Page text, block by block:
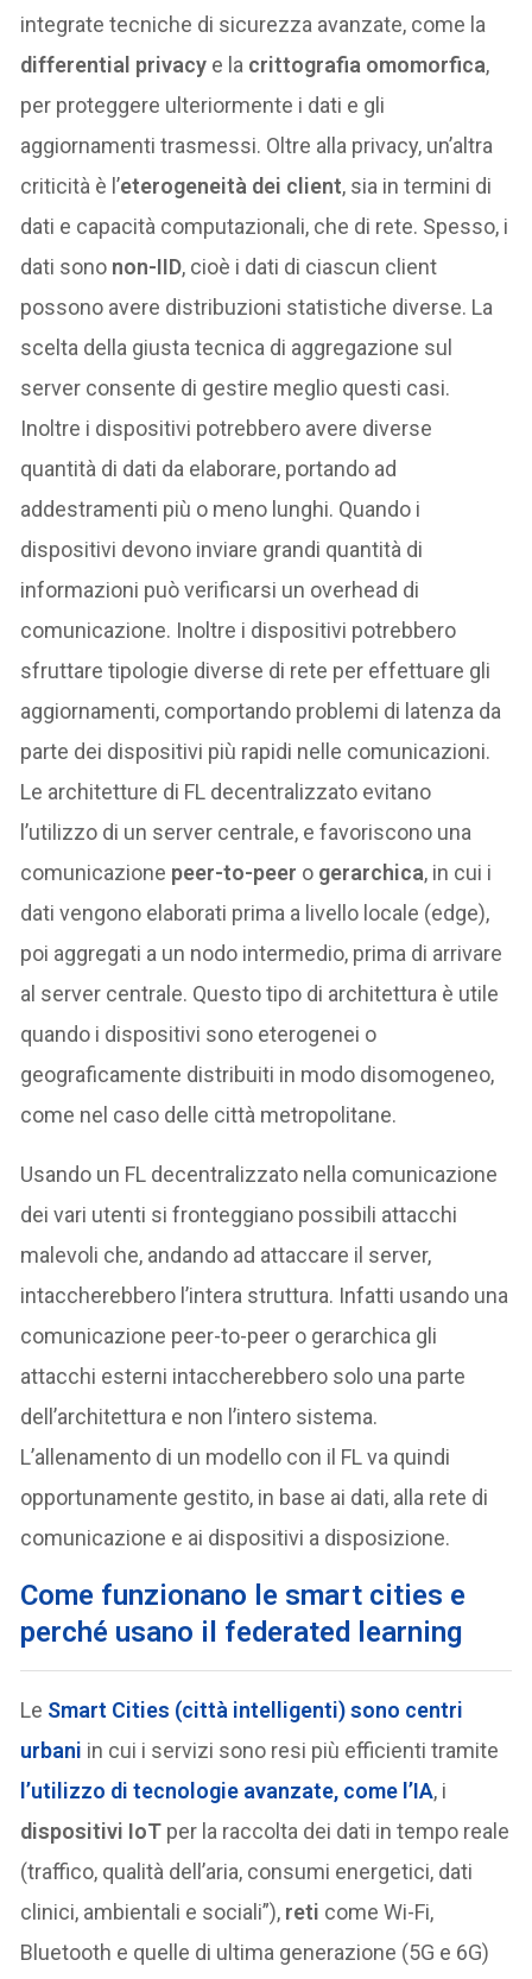
integrate tecniche di sicurezza avanzate, come la
differential privacy e la crittografia omomorfica,
per proteggere ulteriormente i dati e gli
aggiornamenti trasmessi. Oltre alla privacy, un’altra
criticità è l’eterogeneità dei client, sia in termini di
dati e capacità computazionali, che di rete. Spesso, i
dati sono non-IID, cioè i dati di ciascun client
possono avere distribuzioni statistiche diverse. La
scelta della giusta tecnica di aggregazione sul
server consente di gestire meglio questi casi.
Inoltre i dispositivi potrebbero avere diverse
quantità di dati da elaborare, portando ad
addestramenti più o meno lunghi. Quando i
dispositivi devono inviare grandi quantità di
informazioni può verificarsi un overhead di
comunicazione. Inoltre i dispositivi potrebbero
sfruttare tipologie diverse di rete per effettuare gli
aggiornamenti, comportando problemi di latenza da
parte dei dispositivi più rapidi nelle comunicazioni.
Le architetture di FL decentralizzato evitano
l’utilizzo di un server centrale, e favoriscono una
comunicazione peer-to-peer o gerarchica, in cui i
dati vengono elaborati prima a livello locale (edge),
poi aggregati a un nodo intermedio, prima di arrivare
al server centrale. Questo tipo di architettura è utile
quando i dispositivi sono eterogenei o
geograficamente distribuiti in modo disomogeneo,
come nel caso delle città metropolitane.
Usando un FL decentralizzato nella comunicazione
dei vari utenti si fronteggiano possibili attacchi
malevoli che, andando ad attaccare il server,
intaccherebbero l’intera struttura. Infatti usando una
comunicazione peer-to-peer o gerarchica gli
attacchi esterni intaccherebbero solo una parte
dell’architettura e non l’intero sistema.
L’allenamento di un modello con il FL va quindi
opportunamente gestito, in base ai dati, alla rete di
comunicazione e ai dispositivi a disposizione.
Come funzionano le smart cities e
perché usano il federated learning
Le Smart Cities (città intelligenti) sono centri
urbani in cui i servizi sono resi più efficienti tramite
l’utilizzo di tecnologie avanzate, come l’IA, i
dispositivi IoT per la raccolta dei dati in tempo reale
(traffico, qualità dell’aria, consumi energetici, dati
clinici, ambientali e sociali”), reti come Wi-Fi,
Bluetooth e quelle di ultima generazione (5G e 6G)